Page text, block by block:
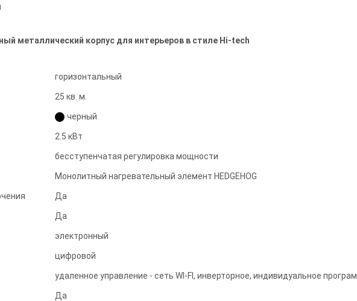
металлический корпус для интерьеров в стиле Hi-tech
горизонтальный
25 кв. м.
черный
2.5 кВт
бесступенчатая регулировка мощности
Монолитный нагревательный элемент HEDGEHOG
Да
Да
электронный
цифровой
удаленное управление - сеть WI-FI, инверторное, индивидуальное
Да